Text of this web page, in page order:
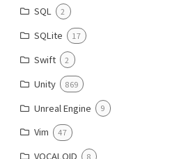
SQL 2
SQLite 17
Swift 2
Unity 869
Unreal Engine 9
Vim 47
VOCALOID 8